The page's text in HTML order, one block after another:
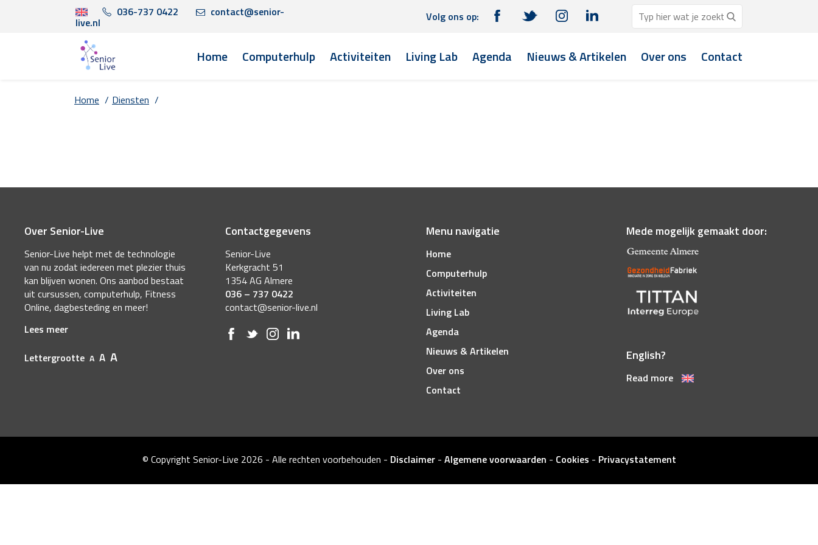
036-737 0422 contact@senior-
live.nl Volg ons op:
Home Computerhulp Activiteiten Living Lab Agenda Nieuws & Artikelen Over ons Contact
Home / Diensten /
Over Senior-Live
Senior-Live helpt met de technologie
van nu zodat iedereen met plezier thuis
kan blijven wonen. Ons aanbod bestaat
uit cursussen, computerhulp, Fitness
Online, dagbesteding en meer!
Lees meer
Lettergrootte A A A
Contactgegevens
Senior-Live
Kerkgracht 51
1354 AG Almere
036 – 737 0422
contact@senior-live.nl
Menu navigatie
Home
Computerhulp
Activiteiten
Living Lab
Agenda
Nieuws & Artikelen
Over ons
Contact
Mede mogelijk gemaakt door:
English?
Read more
© Copyright Senior-Live 2026 - Alle rechten voorbehouden - Disclaimer - Algemene voorwaarden - Cookies - Privacystatement